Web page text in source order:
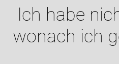
Ich habe
wonach ich